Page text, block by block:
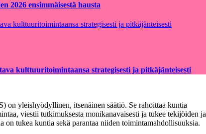
2026 ensimmäisestä hausta
kulttuuritoimintaansa strategisesti ja pitkäjänteisesti
on yleishyödyllinen, itsenäinen säätiö. Se rahoittaa kuntia
viestii tutkimuksesta monikanavaisesti ja tukee tekijöiden ja
on tukea kuntia sekä parantaa niiden toimintamahdollisuuksia.